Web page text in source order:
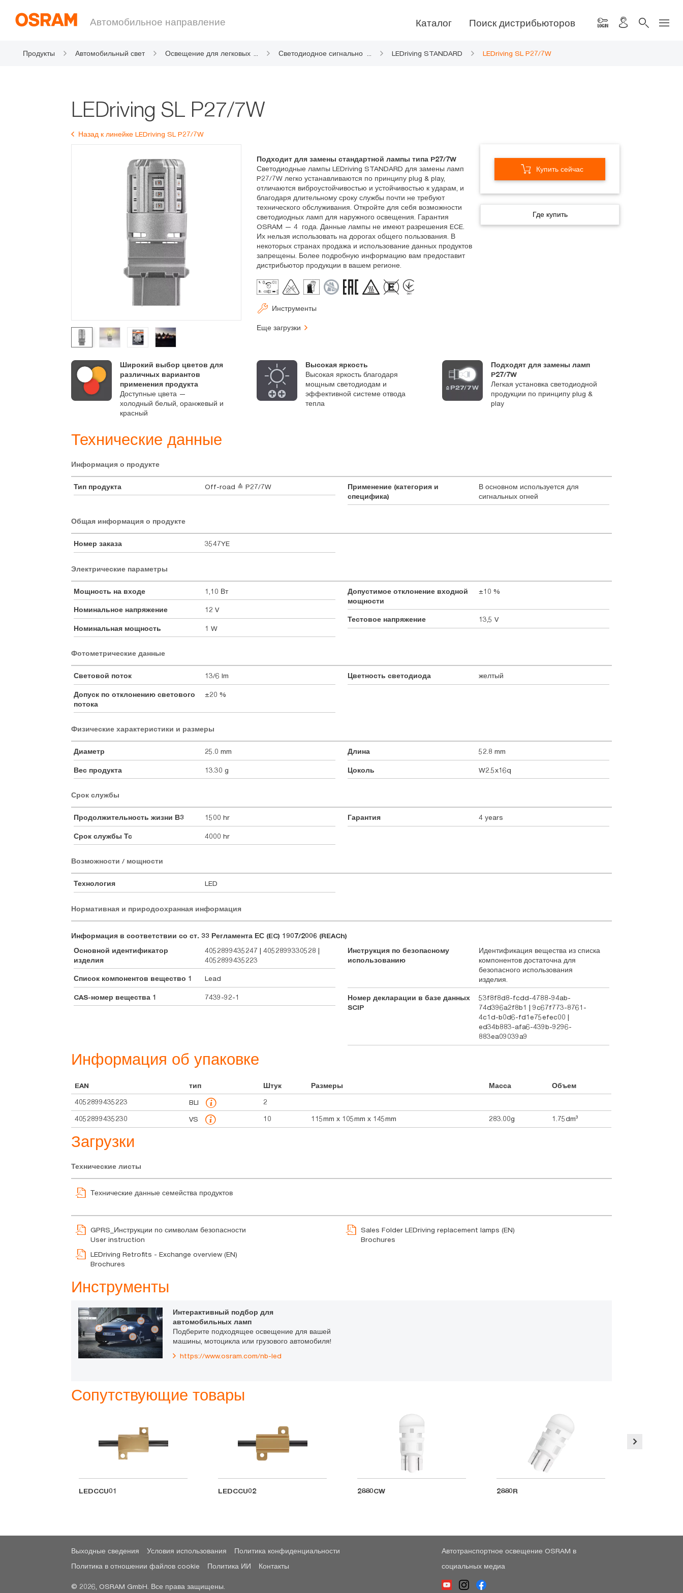
Автомобильное направление Каталог Поиск дистрибьюторов
Продукты Автомобильный свет Освещение для легковых Светодиодное сигнально LEDriving STANDARD LEDriving SL P27/7W
LEDriving SL P27/7W
Назад к линейке LEDriving SL P27/7W
Подходит для замены стандартной лампы типа P27/7W
Светодиодные лампы LEDriving STANDARD для замены ламп
P27/7W легко устанавливаются по принципу plug & play,
отличаются виброустойчивостью и устойчивостью к ударам, и
благодаря длительному сроку службы почти не требуют
технического обслуживания. Откройте для себя возможности
светодиодных ламп для наружного освещения. Гарантия
OSRAM — 4 года. Данные лампы не имеют разрешения ECE.
Их нельзя использовать на дорогах общего пользования. В
некоторых странах продажа и использование данных продуктов
запрещены. Более подробную информацию вам предоставит
дистрибьютор продукции в вашем регионе.
Инструменты
Еще загрузки
Купить сейчас
Где купить
Широкий выбор цветов для
различных вариантов
применения продукта
Доступные цвета —
холодный белый, оранжевый и
красный
Высокая яркость
Высокая яркость благодаря
мощным светодиодам и
эффективной системе отвода
тепла
Подходят для замены ламп
P27/7W
Легкая установка светодиодной
продукции по принципу plug &
play
Технические данные
Информация о продукте
Тип продукта Off-road ≙ P27/7W
Применение (категория и
специфика)
В основном используется для
сигнальных огней
Общая информация о продукте
Номер заказа 3547YE
Электрические параметры
Мощность на входе 1,10 Вт
Номинальное напряжение 12 V
Номинальная мощность 1 W
Допустимое отклонение входной
мощности
±10 %
Тестовое напряжение 13,5 V
Фотометрические данные
Световой поток 13/6 lm
Допуск по отклонению светового
потока
±20 %
Цветность светодиода желтый
Физические характеристики и размеры
Диаметр 25.0 mm
Вес продукта 13.30 g
Длина 52.8 mm
Цоколь W2.5x16q
Срок службы
Продолжительность жизни В3 1500 hr
Срок службы Тс 4000 hr
Гарантия 4 years
Возможности / мощности
Технология LED
Нормативная и природоохранная информация
Информация в соответствии со ст. 33 Регламента ЕС (EC) 1907/2006 (REACh)
Основной идентификатор
изделия
4052899435247 | 4052899330528 |
4052899435223
Список компонентов вещество 1 Lead
CAS-номер вещества 1 7439-92-1
Инструкция по безопасному
использованию
Идентификация вещества из списка
компонентов достаточна для
безопасного использования
изделия.
Номер декларации в базе данных
SCIP
53f8f8d8-fcdd-4788-94ab-
74d396a2f8b1 | 9c67f773-8761-
4c1d-b0d6-fd1e75efec00 |
ed34b883-afa6-439b-9296-
883ea09039a9
Информация об упаковке
EAN тип Штук Размеры Масса
Объем
4052899435223
BLI 2
4052899435230 VS 10 115mm x 105mm x 145mm 283.00g 1.75dm³
Загрузки
Технические листы
Технические данные семейства продуктов
GPRS_Инструкции по символам безопасности
User instruction
Sales Folder LEDriving replacement lamps (EN)
Brochures
LEDriving Retrofits - Exchange overview (EN)
Brochures
Инструменты
Интерактивный подбор для
автомобильных ламп
Подберите подходящее освещение для вашей
машины, мотоцикла или грузового автомобиля!
https://www.osram.com/nb-led
Сопутствующие товары
LEDCCU01 LEDCCU02 2880CW 2880R
Автотранспортное освещение OSRAM в
социальных медиа
Выходные сведения Условия использования
Политика конфиденциальности
Политика в отношении файлов cookie
Политика ИИ Контакты
© 2026, OSRAM GmbH. Все права защищены.